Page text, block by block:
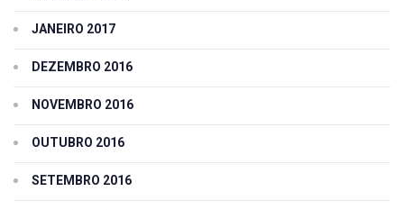
JANEIRO 2017
DEZEMBRO 2016
NOVEMBRO 2016
OUTUBRO 2016
SETEMBRO 2016